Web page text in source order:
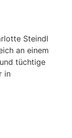
Steindl
an einem
tüchtige
in